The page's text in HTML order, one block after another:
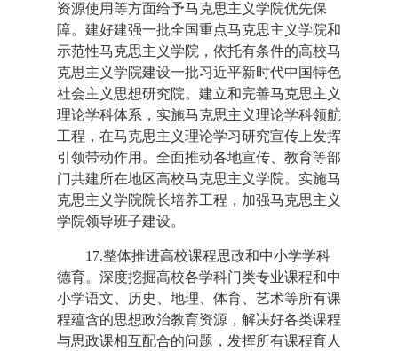
资源使用等方面给予马克思主义学院优先保
障。建好建强一批全国重点马克思主义学院和
示范性马克思主义学院，依托有条件的高校马
克思主义学院建设一批习近平新时代中国特色
社会主义思想研究院。建立和完善马克思主义
理论学科体系，实施马克思主义理论学科领航
工程，在马克思主义理论学习研究宣传上发挥
引领带动作用。全面推动各地宣传、教育等部
门共建所在地区高校马克思主义学院。实施马
克思主义学院院长培养工程，加强马克思主义
学院领导班子建设。
17.整体推进高校课程思政和中小学学科
德育。深度挖掘高校各学科门类专业课程和中
小学语文、历史、地理、体育、艺术等所有课
程蕴含的思想政治教育资源，解决好各类课程
与思政课相互配合的问题，发挥所有课程育人